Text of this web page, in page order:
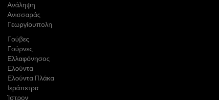
Ανάληψη
Ανισσαράς
Γεωργίουπολη
Γούβες
Γούρνες
Ελλαφόνησος
Ελούντα
Ελούντα Πλάκα
Ιεράπετρα
Ίστρον